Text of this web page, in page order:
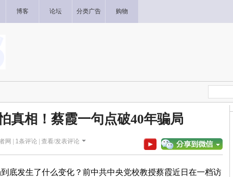
博客 论坛 分类广告 购物
真相！蔡霞一句点破40年骗局
网 | 1条评论 | 查看/发表评论
发生了什么变化？前中共中央党校教授蔡霞近日在一档访